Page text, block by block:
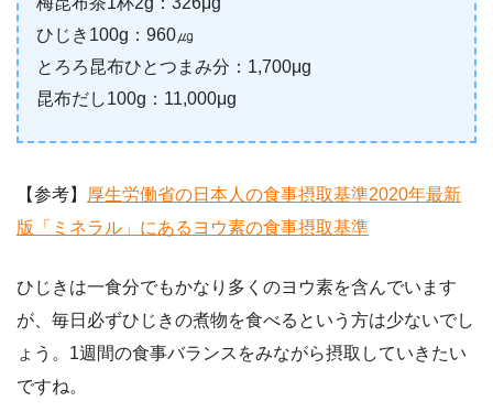
ひじき100g：960㎍
とろろ昆布ひとつまみ分：1,700μg
昆布だし100g：11,000μg
【参考】
厚生労働省の日本人の食事摂取基準2020年最新
版「ミネラル」にあるヨウ素の食事摂取基準
ひじきは一食分でもかなり多くのヨウ素を含んでいます
が、毎日必ずひじきの煮物を食べるという方は少ないでし
ょう。1週間の食事バランスをみながら摂取していきたい
ですね。